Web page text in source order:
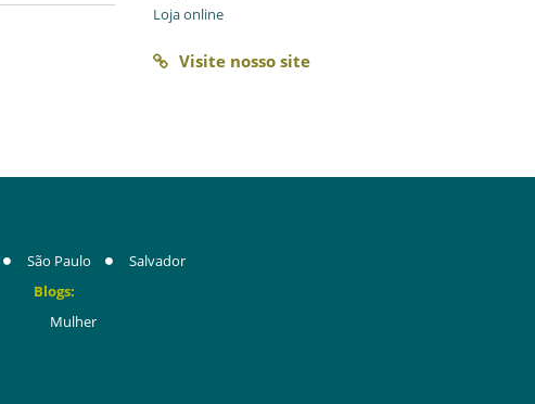
Loja online
Visite nosso site
São Paulo
Salvador
Blogs:
Mulher